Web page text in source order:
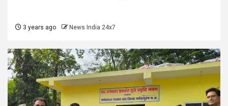
3 years ago News India 24x7